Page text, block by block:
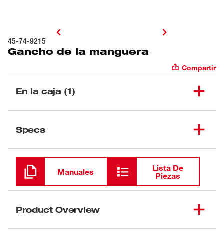
45-74-9215
Gancho de la manguera
Compartir
En la caja (1)
Specs
Cargando
Manuales
Lista De
Piezas
Product Overview